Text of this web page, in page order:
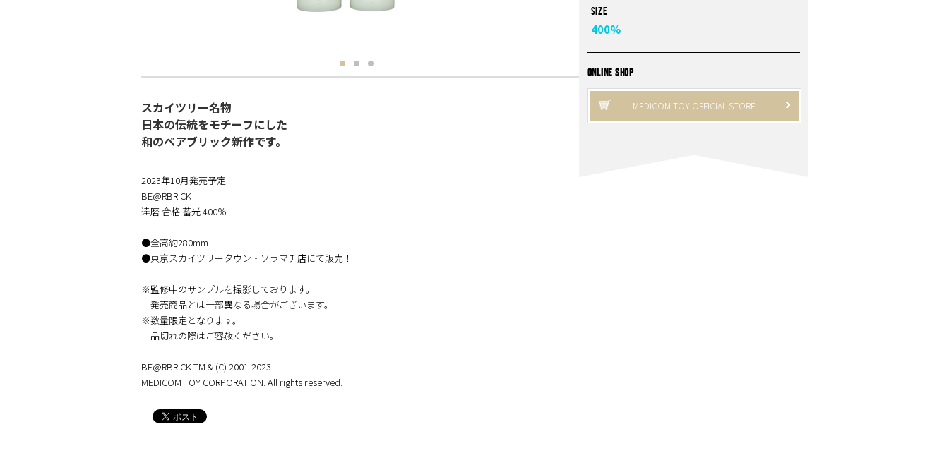
Size
400%
ONLINE SHOP
MEDICOM TOY OFFICIAL STORE
スカイツリー名物
日本の伝統をモチーフにした
和のベアブリック新作です。
2023年10月発売予定
BE@RBRICK
達磨 合格 蓄光 400％
●全高約280mm
●東京スカイツリータウン・ソラマチ店にて販売！
※監修中のサンプルを撮影しております。
発売商品とは一部異なる場合がございます。
※数量限定となります。
品切れの際はご容赦ください。
BE@RBRICK TM & (C) 2001-2023
MEDICOM TOY CORPORATION. All rights reserved.